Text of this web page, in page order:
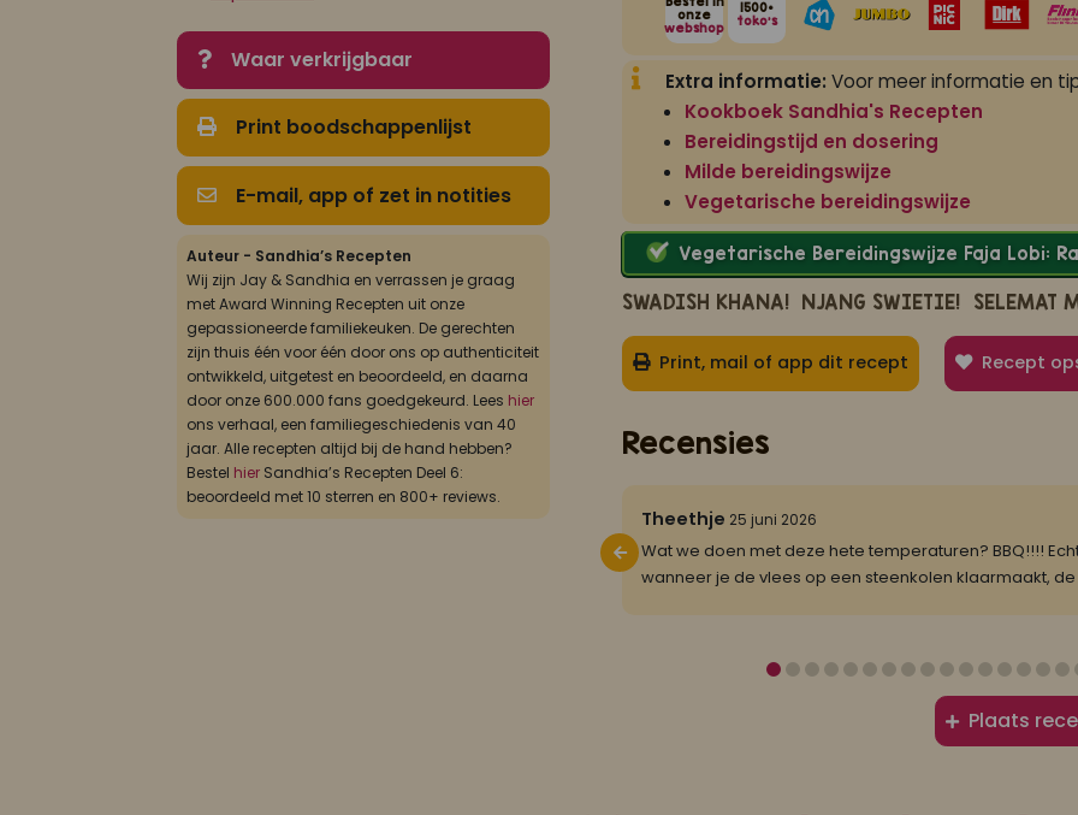
Waar verkrijgbaar
Print boodschappenlijst
E-mail, app of zet in notities
Auteur - Sandhia’s Recepten
Wij zijn Jay & Sandhia en verrassen je graag
met Award Winning Recepten uit onze
gepassioneerde familiekeuken. De gerechten
zijn thuis één voor één door ons op authenticiteit
ontwikkeld, uitgetest en beoordeeld, en daarna
door onze 600.000 fans goedgekeurd. Lees hier
ons verhaal, een familiegeschiedenis van 40
jaar. Alle recepten altijd bij de hand hebben?
Bestel hier Sandhia’s Recepten Deel 6:
beoordeeld met 10 sterren en 800+ reviews.
onze
webshop
1500+
toko's
Extra informatie: Voor meer informatie en
Kookboek Sandhia's Recepten
Bereidingstijd en dosering
Milde bereidingswijze
Vegetarische bereidingswijze
Vegetarische Bereidingswijze Faja Lobi:
SWADISH KHANA! NJANG SWIETIE! SELEMAT
Print, mail of app dit recept Recept
Recensies
Theethje 25 juni 2026
Wat we doen met deze hete temperaturen? BBQ!!!!
wanneer je de vlees op een steenkolen klaarmaakt,
Plaats